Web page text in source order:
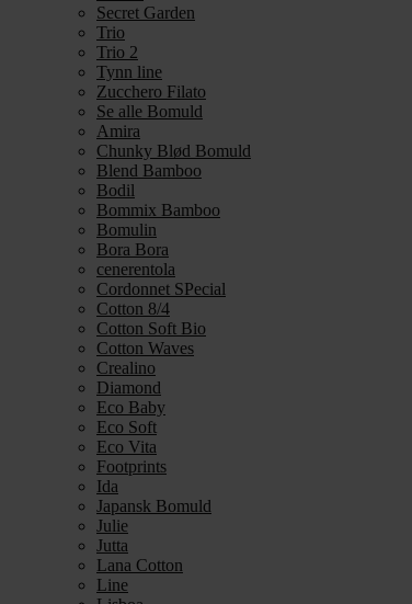
Secret Garden
Trio
Trio 2
Tynn line
Zucchero Filato
Se alle Bomuld
Amira
Chunky Blød Bomuld
Blend Bamboo
Bodil
Bommix Bamboo
Bomulin
Bora Bora
cenerentola
Cordonnet SPecial
Cotton 8/4
Cotton Soft Bio
Cotton Waves
Crealino
Diamond
Eco Baby
Eco Soft
Eco Vita
Footprints
Ida
Japansk Bomuld
Julie
Jutta
Lana Cotton
Line